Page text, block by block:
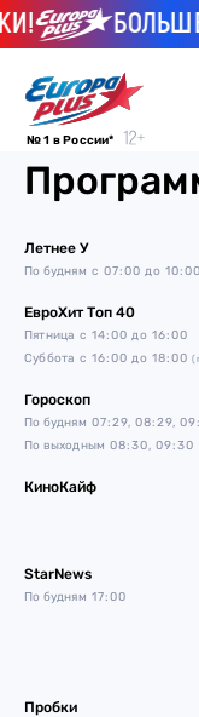
№ 1 в России*
Летнее У
По будням с 07:00 до 10:00
ЕвроХит Топ 40
Пятница с 14:00 до 16:00
Суббота с 16:00 до 18:00
Гороскоп
По будням 07:29, 08:29,
По выходным 08:30, 09:30
КиноКайф
StarNews
По будням 17:00
Пробки